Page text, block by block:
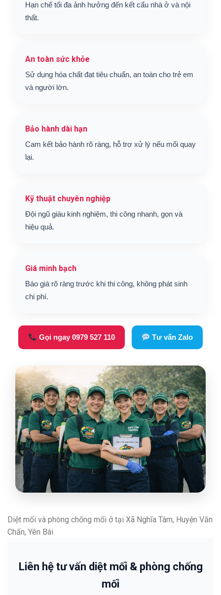
Hạn chế tối đa ảnh hưởng đến kết cấu nhà ở và nội
thất.
An toàn sức khỏe
Sử dụng hóa chất đạt tiêu chuẩn, an toàn cho trẻ em
và người lớn.
Bảo hành dài hạn
Cam kết bảo hành rõ ràng, hỗ trợ xử lý nếu mối quay
lại.
Kỹ thuật chuyên nghiệp
Đội ngũ giàu kinh nghiệm, thi công nhanh, gọn và
hiệu quả.
Giá minh bạch
Báo giá rõ ràng trước khi thi công, không phát sinh
chi phí.
Gọi ngay 0979 527 110 Tư vấn Zalo
Diệt mối và phòng chống mối ở tại Xã Nghĩa Tâm, Huyện Văn
Chấn, Yên Bái
Liên hệ tư vấn diệt mối & phòng chống
mối